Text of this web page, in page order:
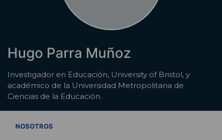
Hugo Parra Muñoz
Investigador en Educación, University of Bristol, y
académico de la Universidad Metropolitana de
Ciencias de la Educación.
NOSOTROS